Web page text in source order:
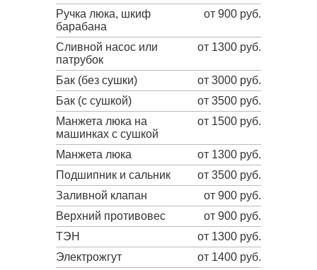
Ручка люка, шкиф
барабана
от 900 руб.
Сливной насос или
патрубок
от 1300 руб.
Бак (без сушки)
от 3000 руб.
Бак (с сушкой)
от 3500 руб.
Манжета люка на
машинках с сушкой
от 1500 руб.
Манжета люка
от 1300 руб.
Подшипник и сальник
от 3500 руб.
Заливной клапан
от 900 руб.
Верхний противовес
от 900 руб.
ТЭН
от 1300 руб.
Электрожгут
от 1400 руб.